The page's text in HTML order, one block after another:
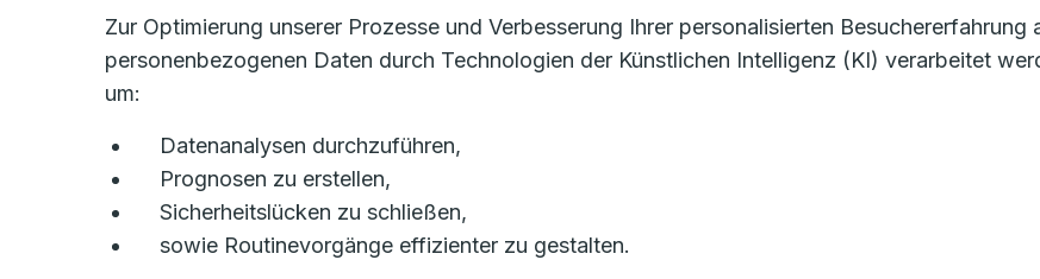
Zur Optimierung unserer Prozesse und Verbesserung Ihrer personalisierten
personenbezogenen Daten durch Technologien der Künstlichen Intelligenz (KI) verarbeitet
um:
Datenanalysen durchzuführen,
Prognosen zu erstellen,
Sicherheitslücken zu schließen,
sowie Routinevorgänge effizienter zu gestalten.